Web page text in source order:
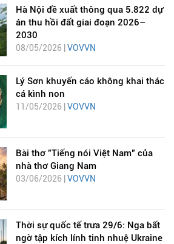
Hà Nội đề xuất thông qua 5.822 dự
án thu hồi đất giai đoạn 2026–
2030
08/05/2026 | VOVVN
Lý Sơn khuyến cáo không khai thác
cá kình non
11/05/2026 | VOVVN
Bài thơ "Tiếng nói Việt Nam" của
nhà thơ Giang Nam
03/06/2026 | VOVVN
Thời sự quốc tế trưa 29/6: Nga bất
ngờ tập kích lính tinh nhuệ Ukraine